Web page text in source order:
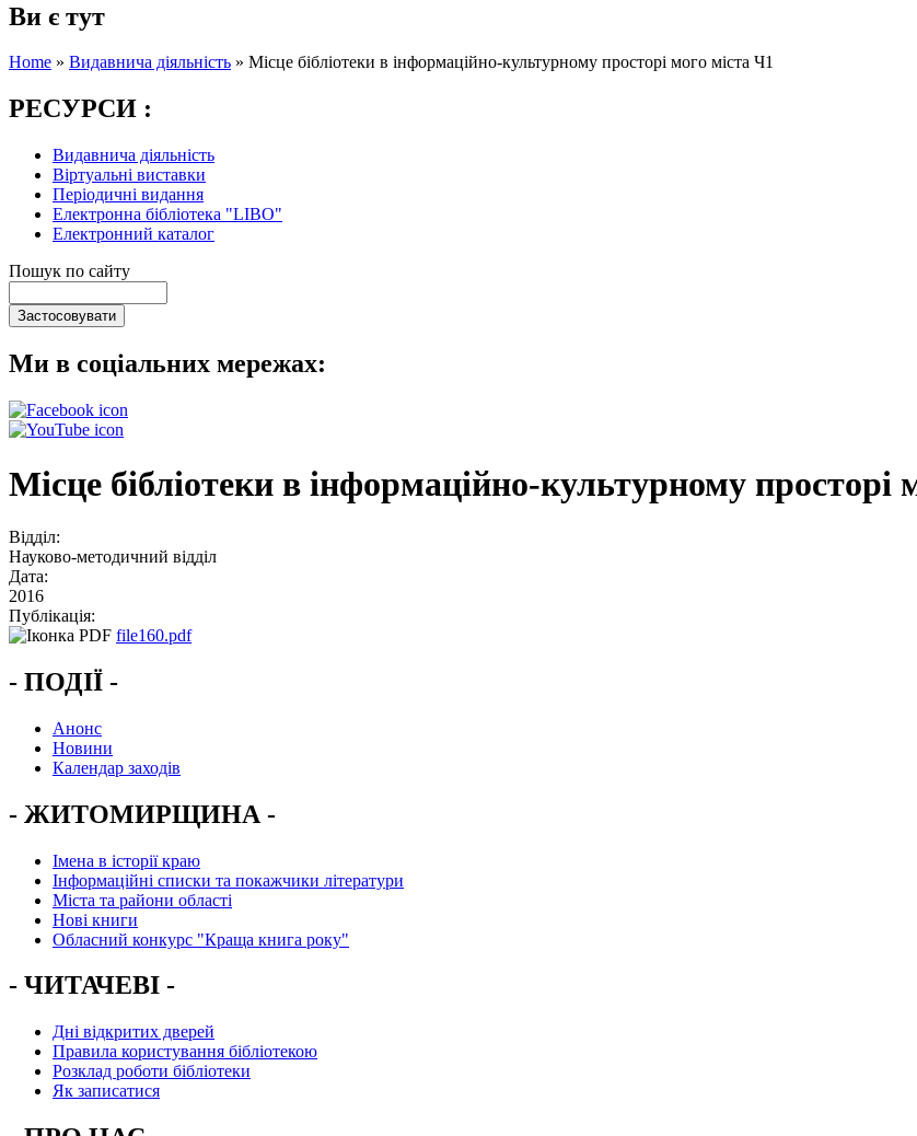
Ви є тут
Home » Видавнича діяльність » Місце бібліотеки в інформаційно-культурному просторі мого міста Ч1
РЕСУРСИ :
Видавнича діяльність
Віртуальні виставки
Періодичні видання
Електронна бібліотека "LIBO"
Електронний каталог
Пошук по сайту
Ми в соціальних мережах:
Місце бібліотеки в інформаційно-культурному просторі
Відділ:
Науково-методичний відділ
Дата:
2016
Публікація:
file160.pdf
- ПОДІЇ -
Анонс
Новини
Календар заходів
- ЖИТОМИРЩИНА -
Імена в історії краю
Інформаційні списки та покажчики літератури
Міста та райони області
Нові книги
Обласний конкурс "Краща книга року"
- ЧИТАЧЕВІ -
Дні відкритих дверей
Правила користування бібліотекою
Розклад роботи бібліотеки
Як записатися